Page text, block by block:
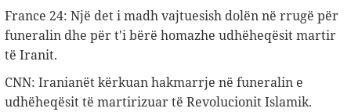
France 24: Një det i madh vajtuesish dolën në rrugë për
funeralin dhe për t'i bërë homazhe udhëheqësit martir
të Iranit.
CNN: Iranianët kërkuan hakmarrje në funeralin e
udhëheqësit të martirizuar të Revolucionit Islamik.